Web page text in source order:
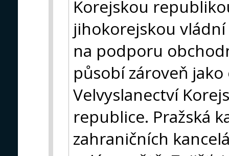
Korejskou
jihokorejskou
na podporu
působí zároveň
Velvyslanectví
republice. Pražská
zahraničních